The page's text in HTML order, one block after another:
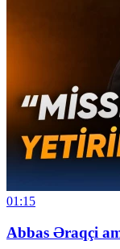
01:15
Abbas Əraqçi